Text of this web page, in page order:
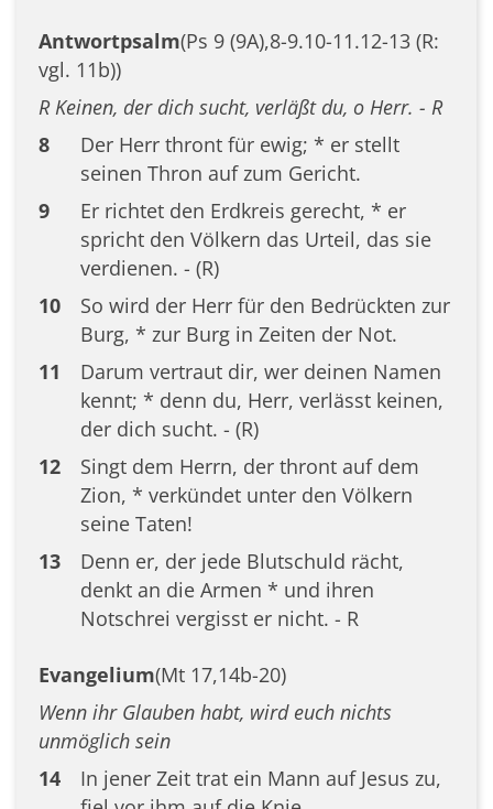
Antwortpsalm(Ps 9 (9A),8-9.10-11.12-13 (R:
vgl. 11b))
R Keinen, der dich sucht, verläßt du, o Herr. - R
8
Der Herr thront für ewig; * er stellt
seinen Thron auf zum Gericht.
9
Er richtet den Erdkreis gerecht, * er
spricht den Völkern das Urteil, das sie
verdienen. - (R)
10
So wird der Herr für den Bedrückten zur
Burg, * zur Burg in Zeiten der Not.
11
Darum vertraut dir, wer deinen Namen
kennt; * denn du, Herr, verlässt keinen,
der dich sucht. - (R)
12
Singt dem Herrn, der thront auf dem
Zion, * verkündet unter den Völkern
seine Taten!
13
Denn er, der jede Blutschuld rächt,
denkt an die Armen * und ihren
Notschrei vergisst er nicht. - R
Evangelium(Mt 17,14b-20)
Wenn ihr Glauben habt, wird euch nichts
unmöglich sein
14
In jener Zeit trat ein Mann auf Jesus zu,